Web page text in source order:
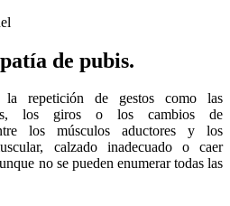
de pubis.
repetición de gestos como las
los giros o los cambios de
los músculos aductores y los
calzado inadecuado o caer
no se pueden enumerar todas las